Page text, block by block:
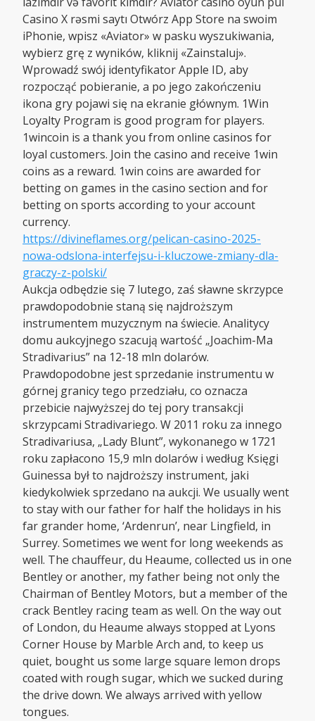
Саsinо X rəsmi sаytı Otwórz App Store na swoim
iPhonie, wpisz «Aviator» w pasku wyszukiwania,
wybierz grę z wyników, kliknij «Zainstaluj».
Wprowadź swój identyfikator Apple ID, aby
rozpocząć pobieranie, a po jego zakończeniu
ikona gry pojawi się na ekranie głównym. 1Win
Loyalty Program is good program for players.
1wincoin is a thank you from online casinos for
loyal customers. Join the casino and receive 1win
coins as a reward. 1win coins are awarded for
betting on games in the casino section and for
betting on sports according to your account
currency.
https://divineflames.org/pelican-casino-2025-
nowa-odslona-interfejsu-i-kluczowe-zmiany-dla-
graczy-z-polski/
Aukcja odbędzie się 7 lutego, zaś sławne skrzypce
prawdopodobnie staną się najdroższym
instrumentem muzycznym na świecie. Analitycy
domu aukcyjnego szacują wartość „Joachim-Ma
Stradivarius” na 12-18 mln dolarów.
Prawdopodobne jest sprzedanie instrumentu w
górnej granicy tego przedziału, co oznacza
przebicie najwyższej do tej pory transakcji
skrzypcami Stradivariego. W 2011 roku za innego
Stradivariusa, „Lady Blunt”, wykonanego w 1721
roku zapłacono 15,9 mln dolarów i według Księgi
Guinessa był to najdroższy instrument, jaki
kiedykolwiek sprzedano na aukcji. We usually went
to stay with our father for half the holidays in his
far grander home, ‘Ardenrun’, near Lingfield, in
Surrey. Sometimes we went for long weekends as
well. The chauffeur, du Heaume, collected us in one
Bentley or another, my father being not only the
Chairman of Bentley Motors, but a member of the
crack Bentley racing team as well. On the way out
of London, du Heaume always stopped at Lyons
Corner House by Marble Arch and, to keep us
quiet, bought us some large square lemon drops
coated with rough sugar, which we sucked during
the drive down. We always arrived with yellow
tongues.